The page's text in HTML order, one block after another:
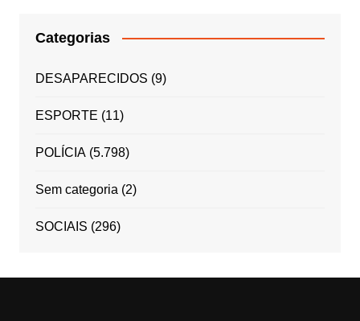
Categorias
DESAPARECIDOS (9)
ESPORTE (11)
POLÍCIA(5.798)
Sem categoria (2)
SOCIAIS (296)